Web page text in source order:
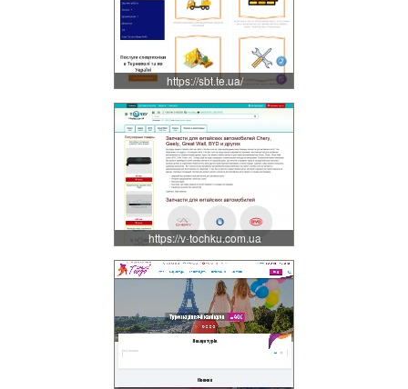
https://sbt.te.ua/
https://v-tochku.com.ua